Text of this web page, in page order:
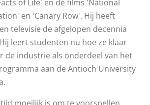
of Life' en de films 'National
en 'Canary Row'. Hij heeft
televisie de afgelopen decennia
leert studenten nu hoe ze klaar
de industrie als onderdeel van het
aan de Antioch University